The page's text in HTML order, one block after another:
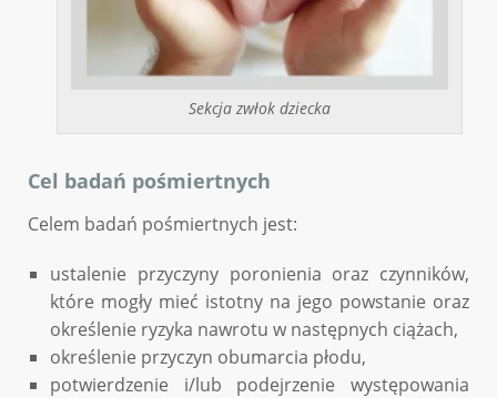
Sekcja zwłok dziecka
Cel badań pośmiertnych
Celem badań pośmiertnych jest:
ustalenie przyczyny poronienia oraz czynników,
które mogły mieć istotny na jego powstanie oraz
określenie ryzyka nawrotu w następnych ciążach,
określenie przyczyn obumarcia płodu,
potwierdzenie i/lub podejrzenie występowania